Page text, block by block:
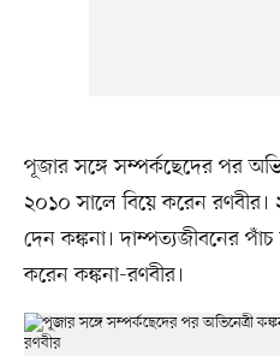
পূজার সঙ্গে সম্পর্কছেদের পর
২০১০ সালে বিয়ে করেন রণবীর।
দেন কঙ্কনা। দাম্পত্যজীবনের
করেন কঙ্কনা-রণবীর।